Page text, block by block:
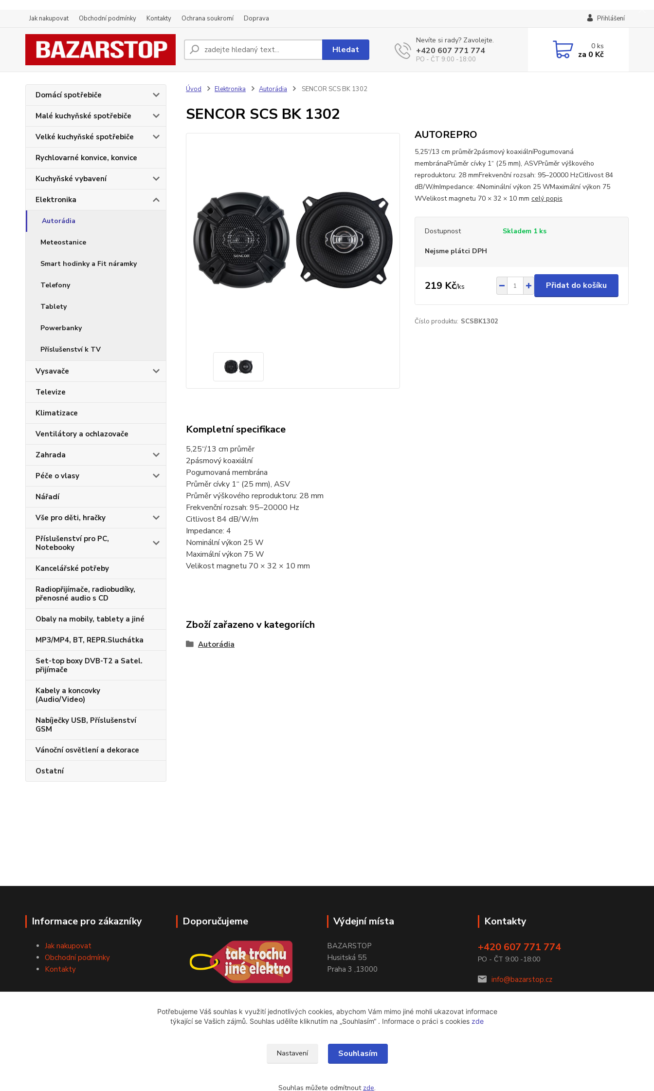
Jak nakupovat Obchodní podmínky Kontakty Ochrana soukromí Doprava Přihlášení
Hledat
Nevíte si rady? Zavolejte.
+420 607 771 774
PO - ČT 9:00 -18:00
0ks
za 0 Kč
Domácí spotřebiče
Malé kuchyňské spotřebiče
Velké kuchyňské spotřebiče
Rychlovarné konvice, konvice
Kuchyňské vybavení
Elektronika
Autorádia
Meteostanice
Smart hodinky a Fit náramky
Telefony
Tablety
Powerbanky
Příslušenství k TV
Vysavače
Televize
Klimatizace
Ventilátory a ochlazovače
Zahrada
Péče o vlasy
Nářadí
Vše pro děti, hračky
Příslušenství pro PC,
Notebooky
Kancelářské potřeby
Radiopřijímače, radiobudíky,
přenosné audio s CD
Obaly na mobily, tablety a jiné
MP3/MP4, BT, REPR.Sluchátka
Set-top boxy DVB-T2 a Satel.
přijímače
Kabely a koncovky
(Audio/Video)
Nabíječky USB, Příslušenství
GSM
Vánoční osvětlení a dekorace
Ostatní
Úvod Elektronika Autorádia SENCOR SCS BK 1302
SENCOR SCS BK 1302
AUTOREPRO
5,25“/13 cm průměr2pásmový koaxiálníPogumovaná
membránaPrůměr cívky 1“ (25 mm), ASVPrůměr výškového
reproduktoru: 28 mmFrekvenční rozsah: 95–20000 HzCitlivost 84
dB/W/mImpedance: 4Nominální výkon 25 WMaximální výkon 75
WVelikost magnetu 70 × 32 × 10 mm celý popis
Dostupnost Skladem 1 ks
Nejsme plátci DPH
219 Kč/ks Přidat do košíku
Číslo produktu: SCSBK1302
Kompletní specifikace
5,25“/13 cm průměr
2pásmový koaxiální
Pogumovaná membrána
Průměr cívky 1“ (25 mm), ASV
Průměr výškového reproduktoru: 28 mm
Frekvenční rozsah: 95–20000 Hz
Citlivost 84 dB/W/m
Impedance: 4
Nominální výkon 25 W
Maximální výkon 75 W
Velikost magnetu 70 × 32 × 10 mm
Zboží zařazeno v kategoriích
Autorádia
Informace pro zákazníky
Jak nakupovat
Obchodní podmínky
Kontakty
Doporučujeme Výdejní místa
BAZARSTOP
Husitská 55
Praha 3 ,13000
Kontakty
+420 607 771 774
PO - ČT 9:00 -18:00
info@bazarstop.cz
Potřebujeme Váš souhlas k využití jednotlivých cookies, abychom Vám mimo jiné mohli ukazovat informace
týkající se Vašich zájmů. Souhlas udělíte kliknutím na „Souhlasím“ . Informace o práci s cookies zde
Nastavení Souhlasím
Souhlas můžete odmítnout zde.